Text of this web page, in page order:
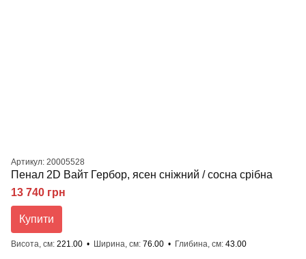
Артикул: 20005528
Пенал 2D Вайт Гербор, ясен сніжний / сосна срібна
13 740 грн
Купити
Висота, см 221.00 Ширина, см 76.00 Глибина, см 43.00